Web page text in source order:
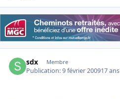
sdx Membre
Publication:9 février 200917 ans